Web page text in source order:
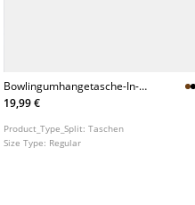
Bowlingumhangetasche-In-
Kunstlederoptik
19,99 €
Product_Type_Split:Taschen
Size Type: Regular